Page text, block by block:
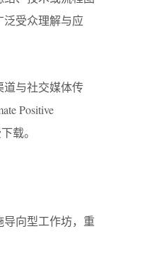
受众理解与应
道与社交媒体传
Positive
载。
向型工作坊，重